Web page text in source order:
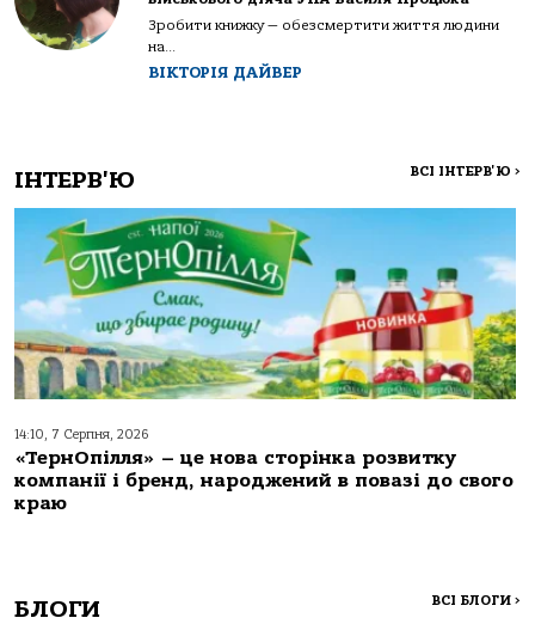
Зробити книжку — обезсмертити життя людини
на...
ВІКТОРІЯ ДАЙВЕР
ІНТЕРВ'Ю ВСІ ІНТЕРВ'Ю >
14:10, 7 Серпня, 2026
«ТернОпілля» – це нова сторінка розвитку
компанії і бренд, народжений в повазі до свого
краю
БЛОГИ ВСІ БЛОГИ >